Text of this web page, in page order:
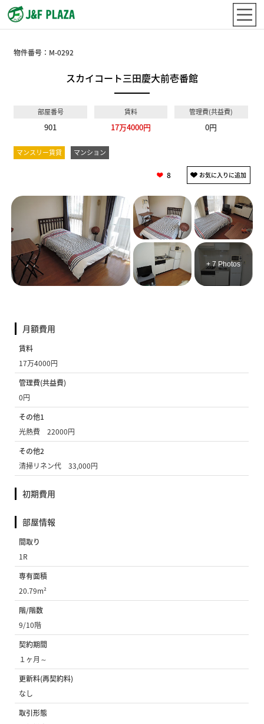
物件番号： M-0292
スカイコート三田慶大前壱番館
部屋番号
901
賃料
17万4000円
管理費(共益費)
0円
マンスリー賃貸 マンション
8
+ 7 Photos
月額費用
賃料
17万4000円
管理費(共益費)
0円
その他1
光熱費 22000円
その他2
清掃リネン代 33,000円
初期費用
部屋情報
間取り
1R
専有面積
20.79m²
階/階数
9/10階
契約期間
１ヶ月～
更新料(再契約料)
なし
取引形態